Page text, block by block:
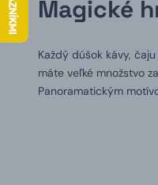
Magické
Každý dúšok kávy,
máte veľké množstvo
Panoramatickým